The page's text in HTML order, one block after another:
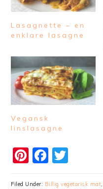
Lasagnette – en
enklare lasagne
Vegansk
linslasagne
Pinterest
Filed Under: Billig vegetarisk mat